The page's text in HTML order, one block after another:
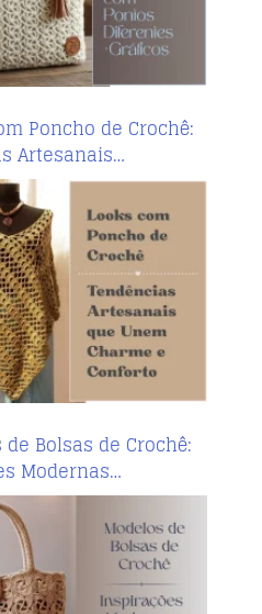
Poncho de Crochê:
Artesanais…
de Bolsas de Crochê:
Modernas…